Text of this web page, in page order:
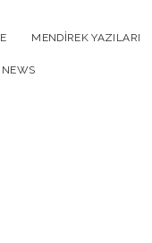
MENDIREK YAZILARI